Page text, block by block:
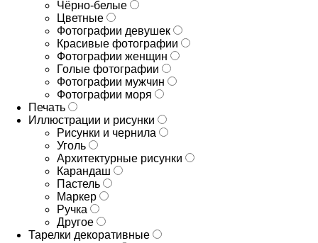
Чёрно-белые
Цветные
Фотографии девушек
Красивые фотографии
Фотографии женщин
Голые фотографии
Фотографии мужчин
Фотографии моря
Печать
Иллюстрации и рисунки
Рисунки и чернила
Уголь
Архитектурные рисунки
Карандаш
Пастель
Маркер
Ручка
Другое
Тарелки декоративные